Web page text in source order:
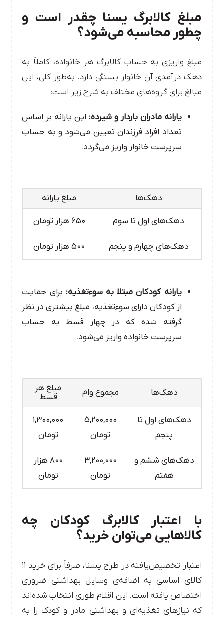
مبلغ کالابرگ یسنا چقدر است و
چطور محاسبه می‌شود؟
مبلغ واریزی به حساب کالابرگ هر خانواده، کاملاً به
دهک درآمدی آن خانوار بستگی دارد. به‌طور کلی، این
مبالغ برای گروه‌های مختلف به شرح زیر است:
یارانه مادران باردار و شیرده: این یارانه بر اساس
تعداد افراد فرزندان تعیین می‌شود و به حساب
سرپرست خانوار واریز می‌گردد.
دهک‌ها مبلغ یارانه
دهک‌های اول تا سوم ۶۵۰ هزار تومان
دهک‌های چهارم و پنجم ۵۰۰ هزار تومان
یارانه کودکان مبتلا به سوءتغذیه: برای حمایت
از کودکان دارای سوءتغذیه‌، مبلغ بیشتری در نظر
گرفته شده که در چهار قسط به حساب
سرپرست خانواده واریز می‌شود.
دهک‌ها مجموع وام
مبلغ هر
قسط
دهک‌های اول تا
پنجم
۵,۲۰۰,۰۰۰
تومان
۱,۳۰۰,۰۰۰
تومان
دهک‌های ششم و
هفتم
۳,۲۰۰,۰۰۰
تومان
۸۰۰ هزار
تومان
با اعتبار کالابرگ کودکان چه
کالاهایی می‌توان خرید؟
اعتبار تخصیص‌یافته در طرح یسنا، صرفاً برای خرید ۱۱
کالای اساسی به اضافه‌ی وسایل بهداشتی ضروری
اختصاص یافته است. این اقلام طوری انتخاب شده‌اند
که نیازهای تغذیه‌ای و بهداشتی مادر و کودک را به